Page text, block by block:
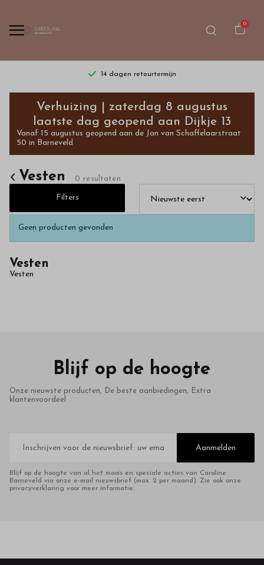
0
14 dagen retourtermijn
Vesten
Bestel
kinderkleding
hoge
kwaliteit
in
Verhuizing | zaterdag 8 augustus
laatste dag geopend aan Dijkje 13
Vanaf 15 augustus geopend aan de Jan van Schaffelaarstraat
50 in Barneveld
Vesten 0 resultaten
Filters
Geen producten gevonden
Vesten
Vesten
Blijf op de hoogte
Onze nieuwste producten, De beste aanbiedingen, Extra
klantenvoordeel
mailadres
Aanmelden
Blijf op de hoogte van al het moois en speciale acties van Caroline
Barneveld via onze e-mail nieuwsbrief (max. 2 per maand). Zie ook onze
privacyverklaring voor meer informatie.